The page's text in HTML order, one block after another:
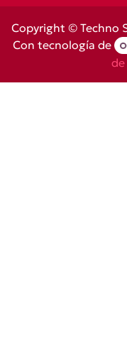
Copyright © Techno
Con tecnología de